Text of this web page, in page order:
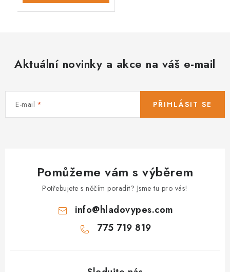
Aktuální novinky a akce na váš e-mail
E-mail PŘIHLÁSIT SE
Pomůžeme vám s výběrem
Potřebujete s něčím poradit? Jsme tu pro vás!
info@hladovypes.com
775 719 819